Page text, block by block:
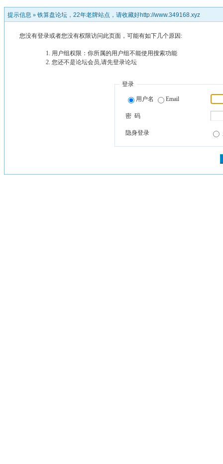
提示信息 » 铁算盘论坛，22年老牌站点，请收藏好http://www.349168.xyz
您没有登录或者您没有权限访问此页面，可能有如下几个原因:
用户组权限：你所属的用户组不能使用搜索功能
您还不是论坛会员,请先登录论坛
登录
用户名 Email
密 码
隐身登录